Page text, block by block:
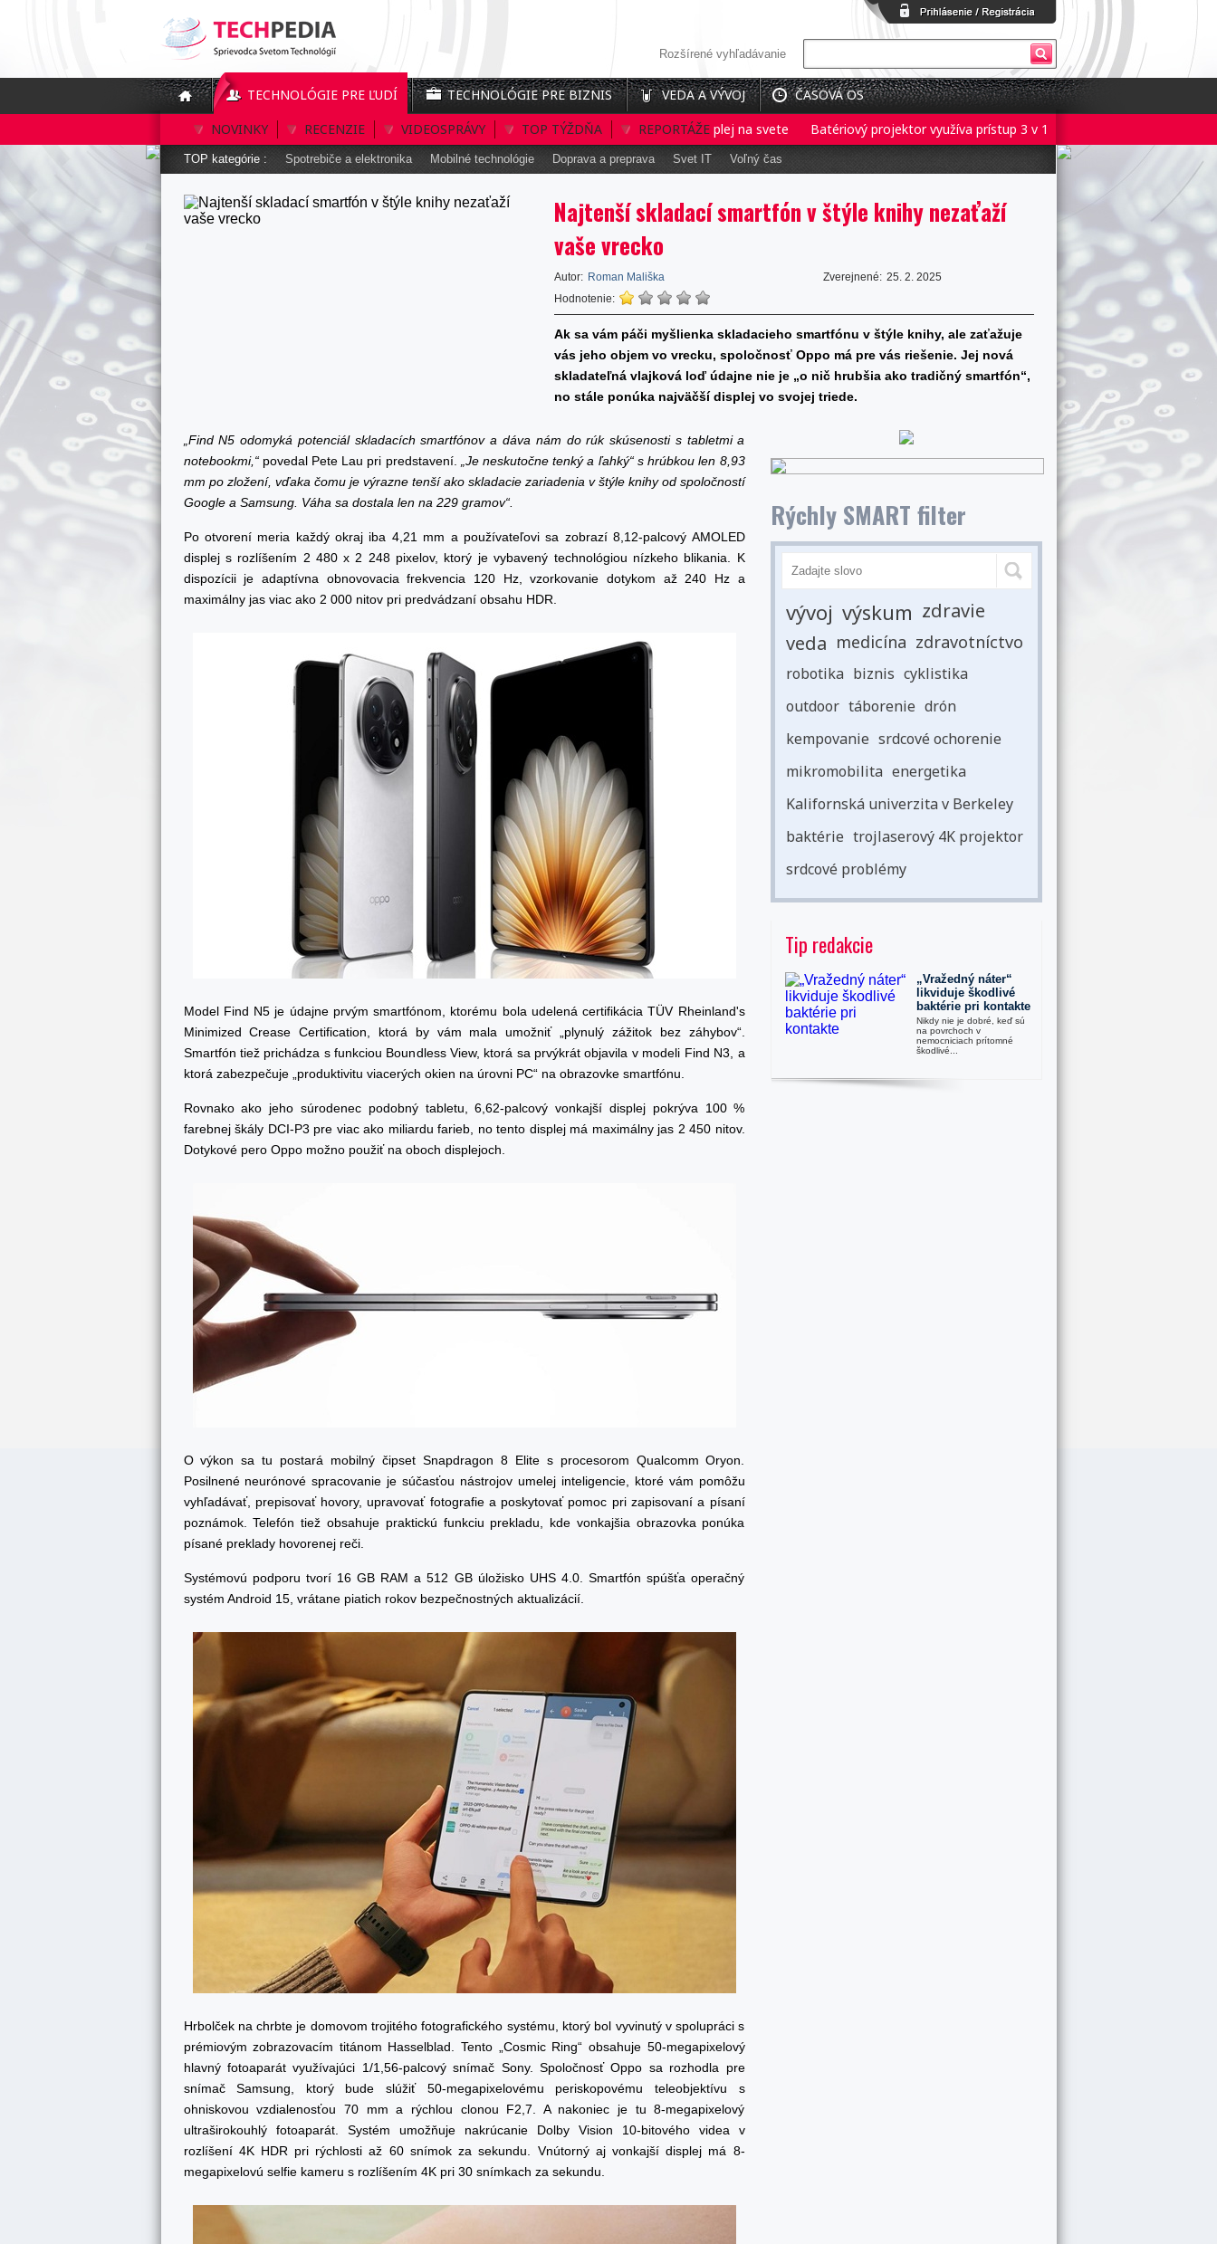
Rozšírené vyhľadávanie
TECHNOLÓGIE PRE ĽUDÍ TECHNOLÓGIE PRE BIZNIS VEDA A VÝVOJ
ČASOVÁ OS
NOVINKY
RECENZIE VIDEOSPRÁVY TOP TÝŽDŇA REPORTÁŽE
TOP kategórie : Spotrebiče a elektronika Mobilné technológie Doprava a preprava Svet IT Voľný čas
Prvý interaktívny 3D holografický displej na svete Batériový projektor využíva prístup 3 v 1 pre flexibilné nastavenie
Najtenší skladací smartfón v štýle knihy nezaťaží
vaše vrecko
Autor: Roman Mališka Zverejnené: 25. 2. 2025
Hodnotenie:
Ak sa vám páči myšlienka skladacieho smartfónu v štýle knihy, ale zaťažuje
vás jeho objem vo vrecku, spoločnosť Oppo má pre vás riešenie. Jej nová
skladateľná vlajková loď údajne nie je „o nič hrubšia ako tradičný smartfón“,
no stále ponúka najväčší displej vo svojej triede.
„Find N5 odomyká potenciál skladacích smartfónov a dáva nám do rúk skúsenosti s tabletmi a
notebookmi,“povedal Pete Lau pri predstavení.
„Je neskutočne tenký a ľahký“ s hrúbkou len 8,93
mm po zložení, vďaka čomu je výrazne tenší ako skladacie zariadenia v štýle knihy od spoločností
Google a Samsung. Váha sa dostala len na 229 gramov“.
Po otvorení meria každý okraj iba 4,21 mm a používateľovi sa zobrazí 8,12-palcový AMOLED
displej s rozlíšením 2 480 x 2 248 pixelov, ktorý je vybavený technológiou nízkeho blikania. K
dispozícii je adaptívna obnovovacia frekvencia 120 Hz, vzorkovanie dotykom až 240 Hz a
maximálny jas viac ako 2 000 nitov pri predvádzaní obsahu HDR.
Model Find N5 je údajne prvým smartfónom, ktorému bola udelená certifikácia TÜV Rheinland's
Minimized Crease Certification, ktorá by vám mala umožniť „plynulý zážitok bez záhybov“.
Smartfón tiež prichádza s funkciou Boundless View, ktorá sa prvýkrát objavila v modeli Find N3, a
ktorá zabezpečuje „produktivitu viacerých okien na úrovni PC“ na obrazovke smartfónu.
Rovnako ako jeho súrodenec podobný tabletu, 6,62-palcový vonkajší displej pokrýva 100 %
farebnej škály DCI-P3 pre viac ako miliardu farieb, no tento displej má maximálny jas 2 450 nitov.
Dotykové pero Oppo možno použiť na oboch displejoch.
O výkon sa tu postará mobilný čipset Snapdragon 8 Elite s procesorom Qualcomm Oryon.
Posilnené neurónové spracovanie je súčasťou nástrojov umelej inteligencie, ktoré vám pomôžu
vyhľadávať, prepisovať hovory, upravovať fotografie a poskytovať pomoc pri zapisovaní a písaní
poznámok. Telefón tiež obsahuje praktickú funkciu prekladu, kde vonkajšia obrazovka ponúka
písané preklady hovorenej reči.
Systémovú podporu tvorí 16 GB RAM a 512 GB úložisko UHS 4.0. Smartfón spúšťa operačný
systém Android 15, vrátane piatich rokov bezpečnostných aktualizácií.
Hrbolček na chrbte je domovom trojitého fotografického systému, ktorý bol vyvinutý v spolupráci s
prémiovým zobrazovacím titánom Hasselblad. Tento „Cosmic Ring“ obsahuje 50-megapixelový
hlavný fotoaparát využívajúci 1/1,56-palcový snímač Sony. Spoločnosť Oppo sa rozhodla pre
snímač Samsung, ktorý bude slúžiť 50-megapixelovému periskopovému teleobjektívu s
ohniskovou vzdialenosťou 70 mm a rýchlou clonou F2,7. A nakoniec je tu 8-megapixelový
ultraširokouhlý fotoaparát. Systém umožňuje nakrúcanie Dolby Vision 10-bitového videa v
rozlíšení 4K HDR pri rýchlosti až 60 snímok za sekundu. Vnútorný aj vonkajší displej má 8-
megapixelovú selfie kameru s rozlíšením 4K pri 30 snímkach za sekundu.
Rýchly SMART filter
vývoj výskum zdravie
veda medicína zdravotníctvo
robotika biznis cyklistika
outdoor táborenie drón
kempovanie srdcové ochorenie
mikromobilita energetika
Kalifornská univerzita v Berkeley
baktérie trojlaserový 4K projektor
srdcové problémy
Tip redakcie
„Vražedný náter“
likviduje škodlivé
baktérie pri kontakte
Nikdy nie je dobré, keď sú
na povrchoch v
nemocniciach prítomné
škodlivé...